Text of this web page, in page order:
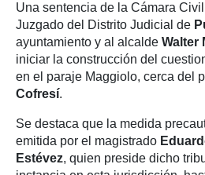
Una sentencia de la Cámara
Juzgado del Distrito Judicial de
ayuntamiento y al alcalde Walter
iniciar la construcción del
en el paraje Maggiolo, cerca del
Cofresí.
Se destaca que la medida
emitida por el magistrado
Estévez, quien preside dicho